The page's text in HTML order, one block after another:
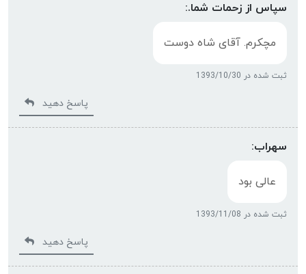
سپاس از زحمات شما.:
مچکرم. آقای شاه دوست
ثبت شده در 1393/10/30
پاسخ دهید
سهراب:
عالی بود
ثبت شده در 1393/11/08
پاسخ دهید